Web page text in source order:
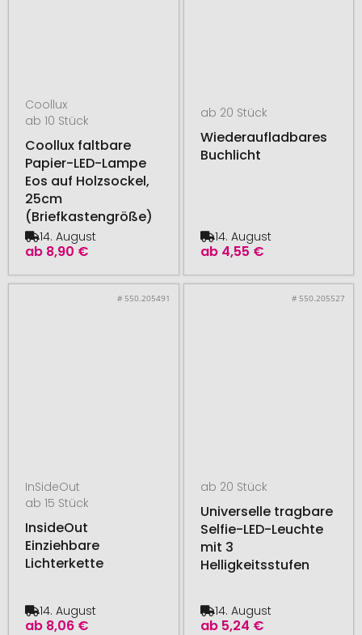
Coollux
ab 10 Stück
Coollux faltbare
Papier-LED-Lampe
Eos auf Holzsockel,
25cm
(Briefkastengröße)
ab 8,90 €
14. August
ab 20 Stück
Wiederaufladbares
Buchlicht
ab 4,55 €
14. August
# 550.205491
InSideOut
ab 15 Stück
InsideOut
Einziehbare
Lichterkette
ab 8,06 €
14. August
# 550.205527
ab 20 Stück
Universelle tragbare
Selfie-LED-Leuchte
mit 3
Helligkeitsstufen
ab 5,24 €
14. August